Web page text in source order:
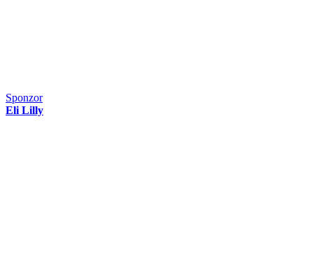
Sponzor
Eli Lilly